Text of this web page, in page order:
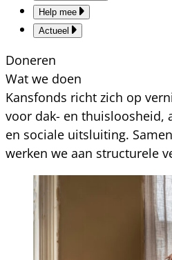
Help mee
Actueel
Doneren
Wat we doen
Kansfonds richt zich op
voor dak- en thuisloosheid,
en sociale uitsluiting.
werken we aan structurele